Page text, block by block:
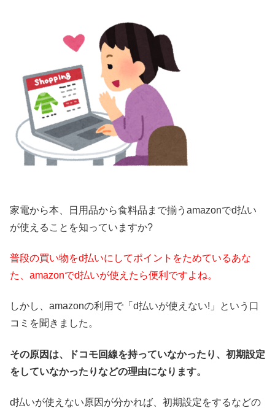
家電から本、日用品から食料品まで揃うamazonでd払い
が使えることを知っていますか?
普段の買い物をd払いにしてポイントをためているあな
た、amazonでd払いが使えたら便利ですよね。
しかし、amazonの利用で「d払いが使えない!」という口
コミを聞きました。
その原因は、ドコモ回線を持っていなかったり、初期設定
をしていなかったりなどの理由になります。
d払いが使えない原因が分かれば、初期設定をするなどの